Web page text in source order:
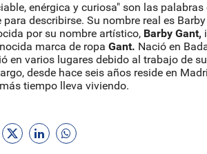
enérgica y curiosa" son las palabras
para describirse. Su nombre real es
por su nombre artístico, Barby Gant,
marca de ropa Gant. Nació en
en varios lugares debido al trabajo de
desde hace seis años reside en
tiempo lleva viviendo.